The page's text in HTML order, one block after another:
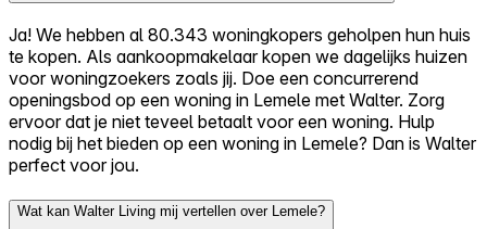
Ja! We hebben al 80.343 woningkopers geholpen hun huis
te kopen. Als aankoopmakelaar kopen we dagelijks huizen
voor woningzoekers zoals jij. Doe een concurrerend
openingsbod op een woning in Lemele met Walter. Zorg
ervoor dat je niet teveel betaalt voor een woning. Hulp
nodig bij het bieden op een woning in Lemele? Dan is Walter
perfect voor jou.
Wat kan Walter Living mij vertellen over Lemele?